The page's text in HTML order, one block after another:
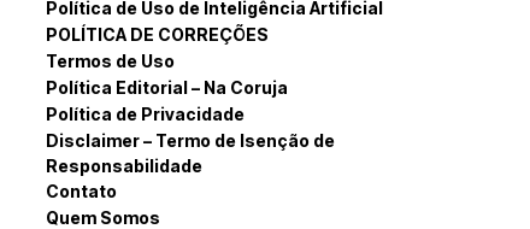
Política de Uso de Inteligência Artificial
POLÍTICA DE CORREÇÕES
Termos de Uso
Política Editorial – Na Coruja
Política de Privacidade
Disclaimer – Termo de Isenção de
Responsabilidade
Contato
Quem Somos